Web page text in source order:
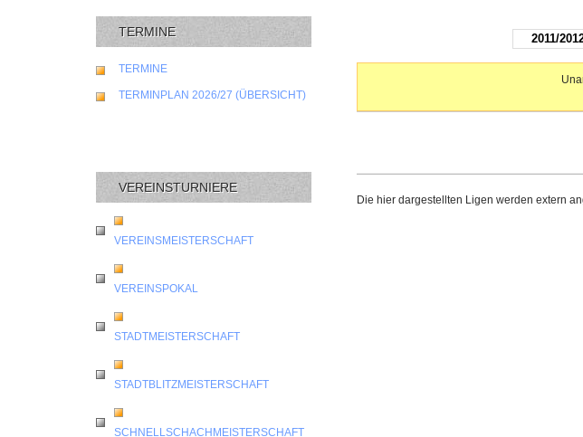
TERMINE
TERMINE
TERMINPLAN 2026/27 (ÜBERSICHT)
VEREINSTURNIERE
VEREINSMEISTERSCHAFT
VEREINSPOKAL
STADTMEISTERSCHAFT
STADTBLITZMEISTERSCHAFT
SCHNELLSCHACHMEISTERSCHAFT
2011/
Die hier dargestellten Ligen werden extern